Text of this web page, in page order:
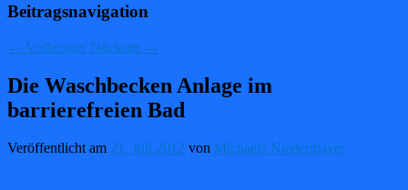
Beitragsnavigation
← Vorheriger Nächster →
Die Waschbecken Anlage im
barrierefreien Bad
Veröffentlicht am 21. Juli 2012 von Michaela Niedermayer